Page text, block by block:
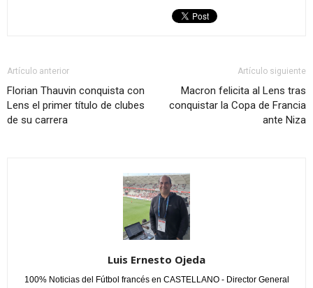
Artículo anterior
Florian Thauvin conquista con
Lens el primer título de clubes
de su carrera
Artículo siguiente
Macron felicita al Lens tras
conquistar la Copa de Francia
ante Niza
Luis Ernesto Ojeda
100% Noticias del Fútbol francés en CASTELLANO - Director General